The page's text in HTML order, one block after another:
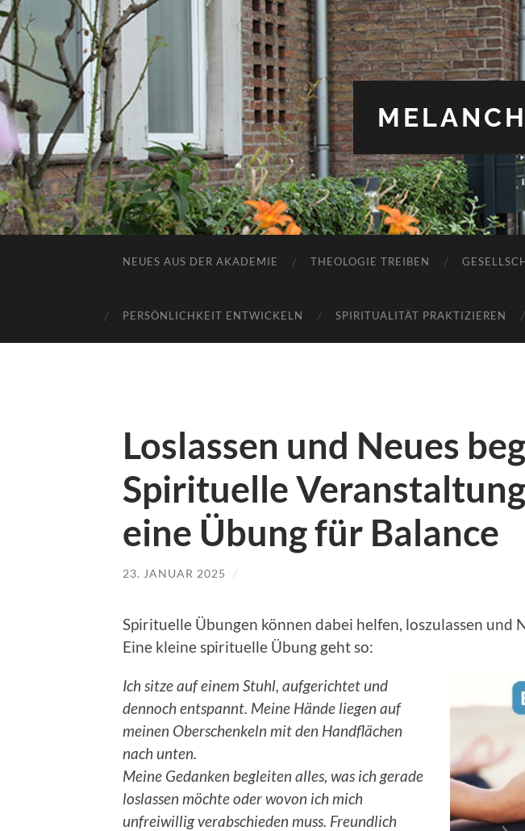
NEUES AUS DER AKADEMIE THEOLOGIE TREIBEN
PERSÖNLICHKEIT ENTWICKELN SPIRITUALITÄT PRAKTIZIEREN
Loslassen und Neues
Spirituelle
eine Übung für Balance
23. JANUAR 2025 /
Spirituelle Übungen können dabei helfen, loszulassen und
Eine kleine spirituelle Übung geht so:
Ich sitze auf einem Stuhl, aufgerichtet und
dennoch entspannt. Meine Hände liegen auf
meinen Oberschenkeln mit den Handflächen
nach unten.
Meine Gedanken begleiten alles, was ich gerade
loslassen möchte oder wovon ich mich
unfreiwillig verabschieden muss. Freundlich